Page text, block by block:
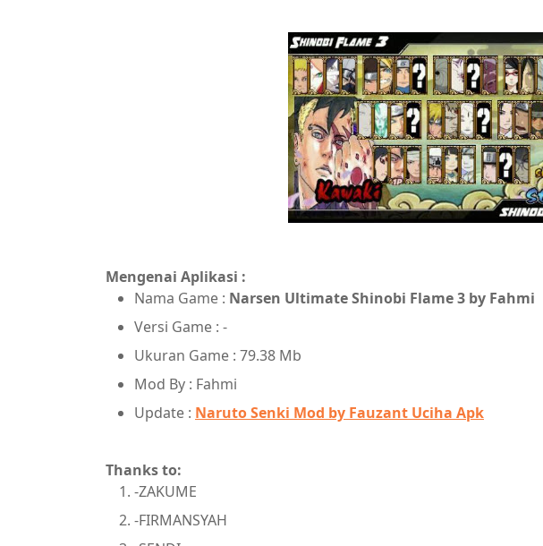
Mengenai Aplikasi :
Nama Game : Narsen Ultimate Shinobi Flame 3 by Fahmi
Versi Game : -
Ukuran Game : 79.38 Mb
Mod By : Fahmi
Update : Naruto Senki Mod by Fauzant Uciha Apk
Thanks to:
-ZAKUME
-FIRMANSYAH